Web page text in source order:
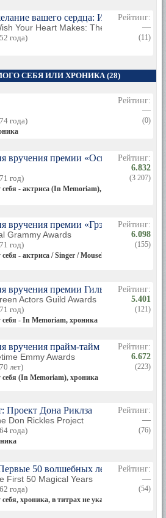
вашего сердца: История
Your Heart Makes: The Annette
года)
Рейтинг:
—
(11)
СЕБЯ ИЛИ ХРОНИКА (28)
года)
Рейтинг:
—
(0)
вручения премии «Оскар»
год)
себя - актриса (In Memoriam), хроника
Рейтинг:
6.832
(3 207)
вручения премии «Грэмми»
Grammy Awards
год)
себя - актриса / Singer / Mouseketeer (In
Рейтинг:
6.098
(155)
вручения премии Гильдии
Actors Guild Awards
год)
себя - In Memoriam, хроника
Рейтинг:
5.401
(121)
вручения прайм-тайм премии
Emmy Awards
лет)
себя (In Memoriam), хроника
Рейтинг:
6.672
(223)
Проект Дона Риклза
Don Rickles Project
года)
Рейтинг:
—
(76)
50 волшебных лет
First 50 Magical Years
года)
хроника, в титрах не указана
Рейтинг:
—
(54)